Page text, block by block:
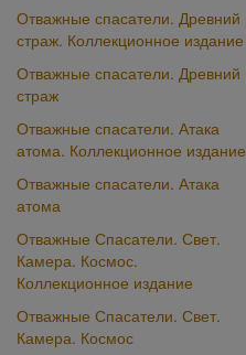
Отважные спасатели. Древний
страж. Коллекционное издание
Отважные спасатели. Древний
страж
Отважные спасатели. Атака
атома. Коллекционное издание
Отважные спасатели. Атака
атома
Отважные Спасатели. Свет.
Камера. Космос.
Коллекционное издание
Отважные Спасатели. Свет.
Камера. Космос